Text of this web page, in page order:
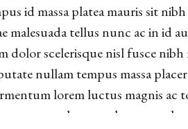
id massa platea mauris sit
malesuada tellus nunc ac in id
scelerisque nisl fusce
nullam tempus massa
lorem luctus magnis
cras nam lorem vulputate